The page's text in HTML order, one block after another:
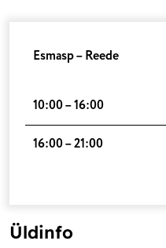
Esmasp – Reede
10:00 – 16:00
16:00 – 21:00
Üldinfo